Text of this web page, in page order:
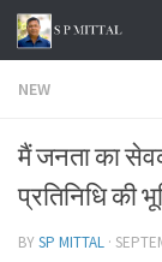
Skip to content
NEW
मैं जनता का
प्रतिनिधि की
BYSP MITTAL ·